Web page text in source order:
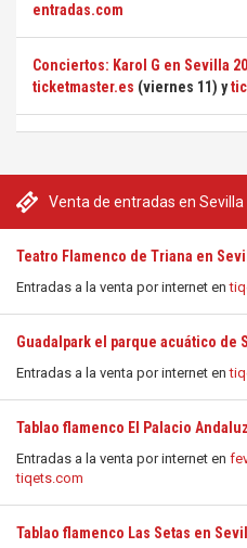
Venta de entradas en Sevilla
Teatro Flamenco de Triana en
Entradas a la venta por internet en
Guadalpark el parque acuático de
Entradas a la venta por internet en
Tablao flamenco El Palacio
Entradas a la venta por internet en
tiqets.com
Tablao flamenco Las Setas en
entradas.com
Conciertos: Karol G en Sevilla
ticketmaster.es (viernes 11) y